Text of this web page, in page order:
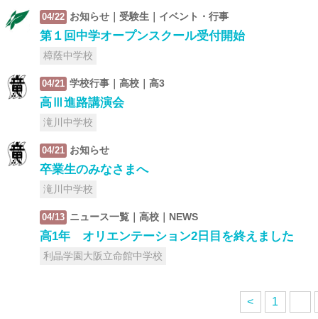
04/22 お知らせ｜受験生｜イベント・行事
第１回中学オープンスクール受付開始
樟蔭中学校
04/21 学校行事｜高校｜高3
高Ⅲ進路講演会
滝川中学校
04/21 お知らせ
卒業生のみなさまへ
滝川中学校
04/13 ニュース一覧｜高校｜NEWS
高1年 オリエンテーション2日目を終えました
利晶学園大阪立命館中学校
< 1